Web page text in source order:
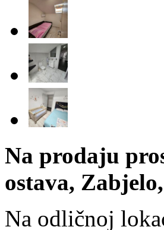
Na prodaju
ostava,
Na odličnoj